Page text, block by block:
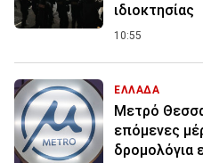
ιδιοκτησίας
10:55
ΕΛΛΑΔΑ
Μετρό
επόμενες
δρομολόγια